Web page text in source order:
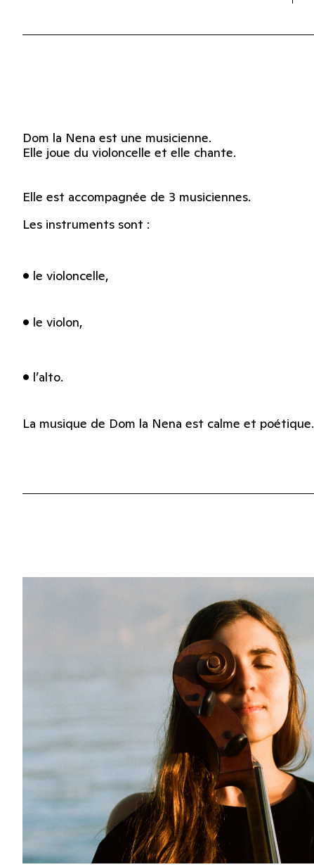
Dom la Nena est une musicienne.
Elle joue du violoncelle et elle chante.
Elle est accompagnée de 3 musiciennes.
Les instruments sont :
• le violoncelle,
• le violon,
• l’alto.
La musique de Dom la Nena est calme et poétique.